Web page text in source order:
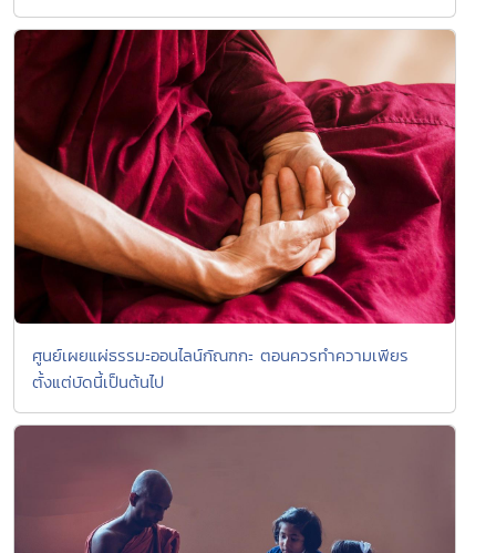
ศูนย์เผยแผ่ธรรมะออนไลน์กัณฑกะ ตอนควรทำความเพียร
ตั้งแต่บัดนี้เป็นต้นไป